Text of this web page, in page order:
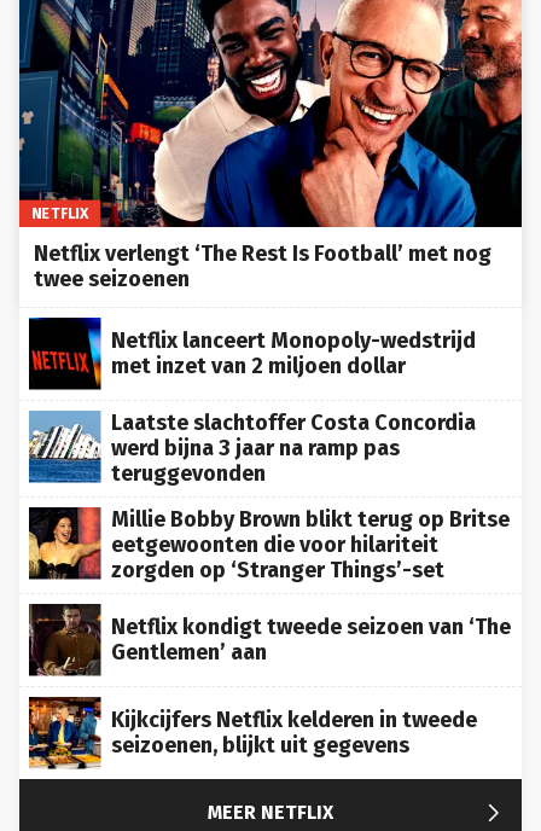
NETFLIX
Netflix verlengt ‘The Rest Is Football’ met nog
twee seizoenen
Netflix lanceert Monopoly-wedstrijd
met inzet van 2 miljoen dollar
Laatste slachtoffer Costa Concordia
werd bijna 3 jaar na ramp pas
teruggevonden
Millie Bobby Brown blikt terug op Britse
eetgewoonten die voor hilariteit
zorgden op ‘Stranger Things’-set
Netflix kondigt tweede seizoen van ‘The
Gentlemen’ aan
Kijkcijfers Netflix kelderen in tweede
seizoenen, blijkt uit gegevens
MEER NETFLIX 